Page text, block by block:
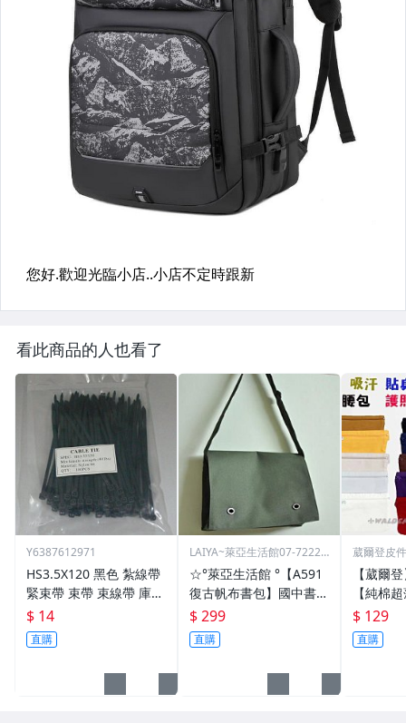
看此商品的人也看了
Y6387612971
HS3.5X120 黑色 紮線帶
緊束帶 束帶 束線帶 庫存
出清大特價 3.5*120
$ 14
直購
LAIYA~萊亞生活館07-72229
☆°萊亞生活館 °【A591
復古帆布書包】國中書
包-高中書包
$ 299
直購
葳爾登皮
【葳爾
【純棉
多本護
吸汗運
包隱形
$ 129
直購